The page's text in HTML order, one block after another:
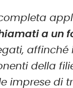
a un
della
imprese di